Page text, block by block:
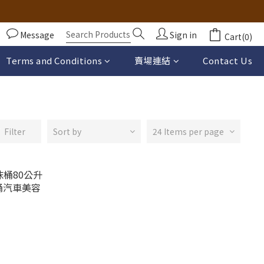
Message Sign in Cart(0)
Terms and Conditions 賣場連結 Contact Us
Filter Sort by 24 Items per page